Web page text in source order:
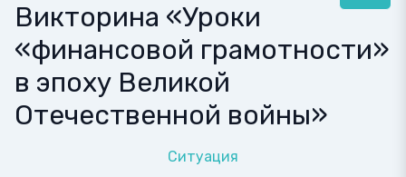
Викторина «Уроки
«финансовой грамотности»
в эпоху Великой
Отечественной войны»
Ситуация